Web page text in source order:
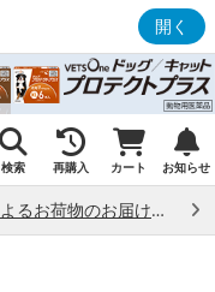
開く
検索 再購入 カート お知らせ
熊本県熊本地方で発生した地震によるお荷物のお届け状況について （7/28）